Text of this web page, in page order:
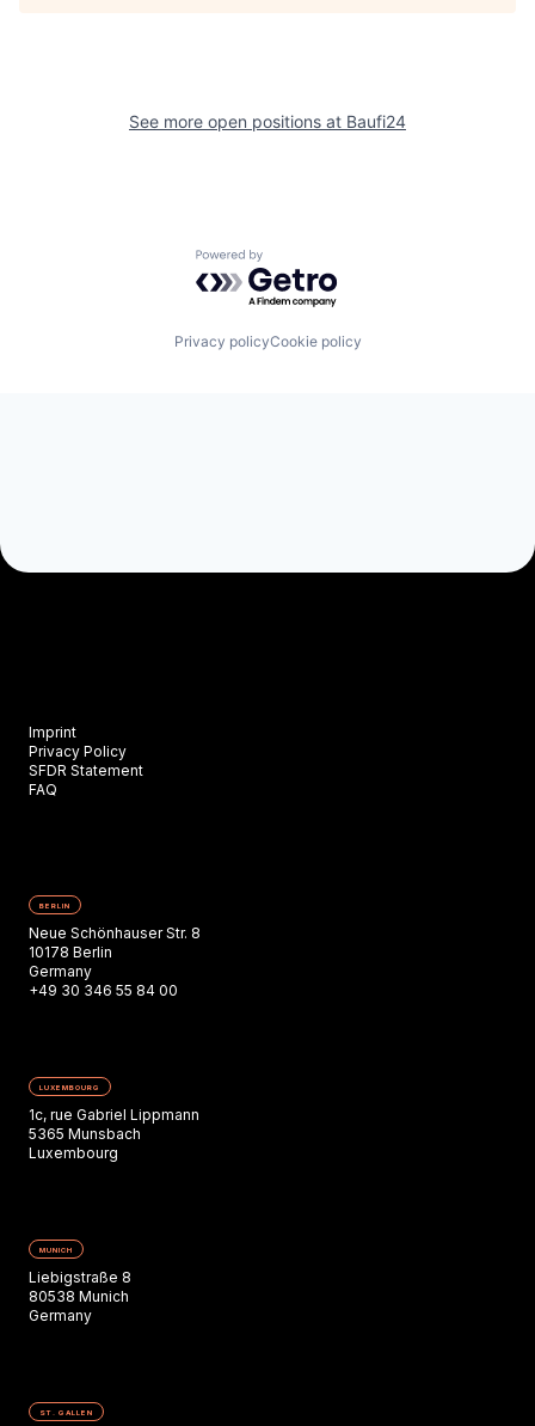
See more open positions at Baufi24
Powered by Getro.com
Privacy policyCookie policy
Imprint
Privacy Policy
SFDR Statement
FAQ
BERLIN
Neue Schönhauser Str. 8
10178 Berlin
Germany
+49 30 346 55 84 00
LUXEMBOURG
1c, rue Gabriel Lippmann
5365 Munsbach
Luxembourg
MUNICH
Liebigstraße 8
80538 Munich
Germany
ST. GALLEN